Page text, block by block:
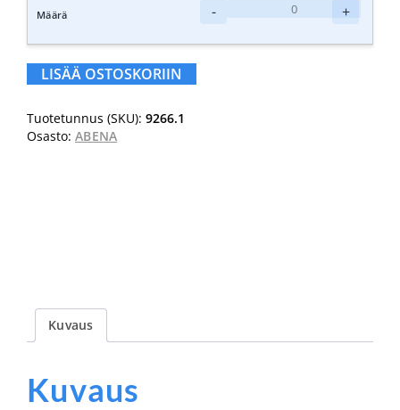
-
San
+
LISÄÄ OSTOSKORIIN
Tuotetunnus (SKU): 9266.1
Osasto: ABENA
Kuvaus
Kuvaus